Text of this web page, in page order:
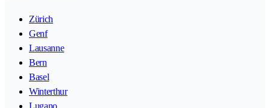
Zürich
Genf
Lausanne
Bern
Basel
Winterthur
Lugano